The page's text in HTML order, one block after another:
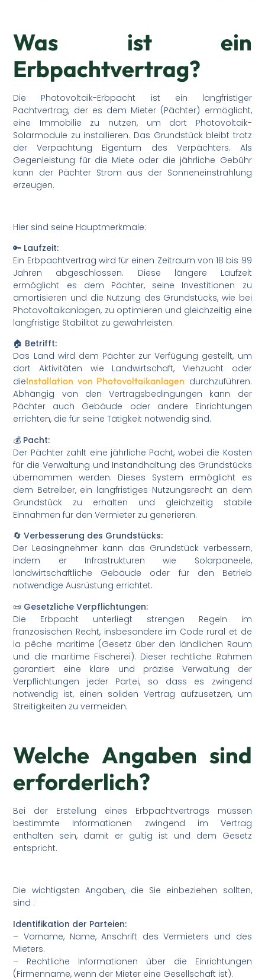
Was ist ein
Erbpachtvertrag?
Die Photovoltaik-Erbpacht ist ein langfristiger
Pachtvertrag, der es dem Mieter (Pächter) ermöglicht,
eine Immobilie zu nutzen, um dort Photovoltaik-
Solarmodule zu installieren. Das Grundstück bleibt trotz
der Verpachtung Eigentum des Verpächters. Als
Gegenleistung für die Miete oder die jährliche Gebühr
kann der Pächter Strom aus der Sonneneinstrahlung
erzeugen.
Hier sind seine Hauptmerkmale:
🔑 Laufzeit:
Ein Erbpachtvertrag wird für einen Zeitraum von 18 bis 99
Jahren abgeschlossen. Diese längere Laufzeit
ermöglicht es dem Pächter, seine Investitionen zu
amortisieren und die Nutzung des Grundstücks, wie bei
Photovoltaikanlagen, zu optimieren und gleichzeitig eine
langfristige Stabilität zu gewährleisten.
🏠 Betrifft:
Das Land wird dem Pächter zur Verfügung gestellt, um
dort Aktivitäten wie Landwirtschaft, Viehzucht oder
dieInstallation von Photovoltaikanlagen durchzuführen.
Abhängig von den Vertragsbedingungen kann der
Pächter auch Gebäude oder andere Einrichtungen
errichten, die für seine Tätigkeit notwendig sind.
💰 Pacht:
Der Pächter zahlt eine jährliche Pacht, wobei die Kosten
für die Verwaltung und Instandhaltung des Grundstücks
übernommen werden. Dieses System ermöglicht es
dem Betreiber, ein langfristiges Nutzungsrecht an dem
Grundstück zu erhalten und gleichzeitig stabile
Einnahmen für den Vermieter zu generieren.
🔄 Verbesserung des Grundstücks:
Der Leasingnehmer kann das Grundstück verbessern,
indem er Infrastrukturen wie Solarpaneele,
landwirtschaftliche Gebäude oder für den Betrieb
notwendige Ausrüstung errichtet.
📜 Gesetzliche Verpflichtungen:
Die Erbpacht unterliegt strengen Regeln im
französischen Recht, insbesondere im Code rural et de
la pêche maritime (Gesetz über den ländlichen Raum
und die maritime Fischerei). Dieser rechtliche Rahmen
garantiert eine klare und präzise Verwaltung der
Verpflichtungen jeder Partei, so dass es zwingend
notwendig ist, einen soliden Vertrag aufzusetzen, um
Streitigkeiten zu vermeiden.
Welche Angaben sind
erforderlich?
Bei der Erstellung eines Erbpachtvertrags müssen
bestimmte Informationen zwingend im Vertrag
enthalten sein, damit er gültig ist und dem Gesetz
entspricht.
Die wichtigsten Angaben, die Sie einbeziehen sollten,
sind :
Identifikation der Parteien:
– Vorname, Name, Anschrift des Vermieters und des
Mieters.
– Rechtliche Informationen über die Einrichtungen
(Firmenname, wenn der Mieter eine Gesellschaft ist).